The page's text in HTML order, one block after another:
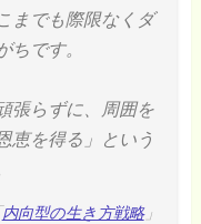
までも際限なくダ
ちです。
張らずに、周囲を
恵を得る」という
内向型の生き方戦略」